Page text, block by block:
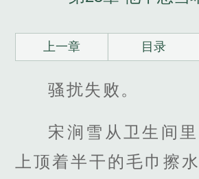
上一章 目录
骚扰失败。
宋涧雪从卫生间
上顶着半干的毛巾擦